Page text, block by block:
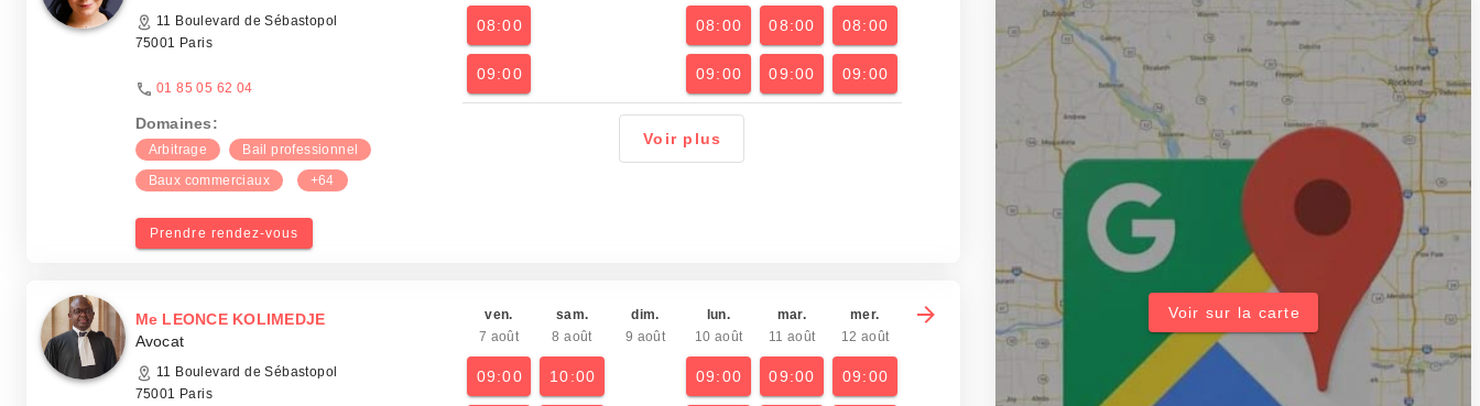
11 Boulevard de Sébastopol
75001 Paris
01 85 05 62 04
Domaines:
Arbitrage
Bail professionnel
Baux commerciaux
+64
Prendre rendez-vous
08:00
09:00
08:00
09:00
08:00
09:00
08:00
09:00
Voir plus
Me LEONCE KOLIMEDJE
Avocat
11 Boulevard de Sébastopol
75001 Paris
ven.
7 août
09:00
sam.
8 août
10:00
dim.
9 août
lun.
10 août
09:00
mar.
11 août
09:00
mer.
12 août
09:00
Voir sur la carte